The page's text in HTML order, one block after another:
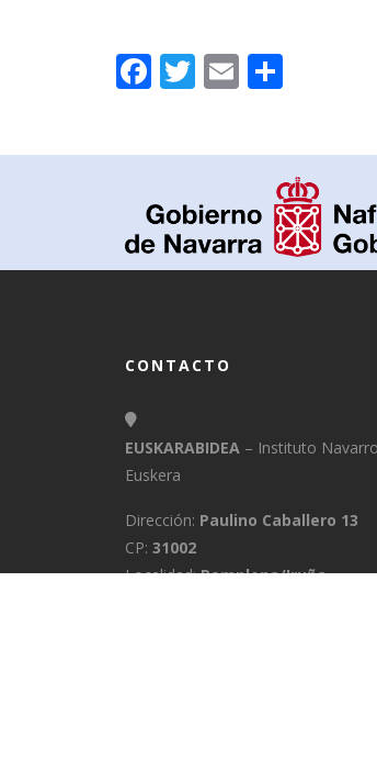
Facebook
Twitter
Email
CONTACTO
EUSKARABIDEA – Instituto
Euskera
Dirección: Paulino Caballero 13
CP: 31002
Localidad:Pamplona/Iruña